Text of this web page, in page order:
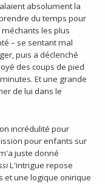
absolument la
du temps pour
les plus
– se sentant mal
puis a déclenché
des coups de pied
Et une grande
de lui dans le
incrédulité pour
pour enfants sur
juste donné
L'intrigue repose
et une logique onirique